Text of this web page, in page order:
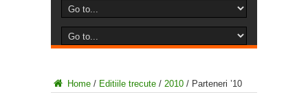
Home / Editiile trecute / 2010 / Parteneri ’10